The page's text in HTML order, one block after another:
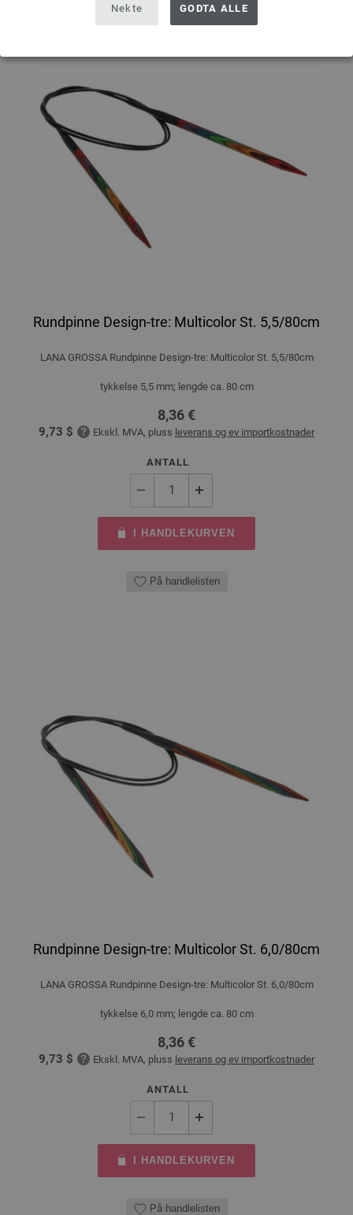
Nekte GODTA ALLE
Rundpinne Design-tre: Multicolor St. 5,5/80cm
LANA GROSSA Rundpinne Design-tre: Multicolor St. 5,5/80cm
tykkelse 5,5 mm; lengde ca. 80 cm
8,36 €
9,73 $ Ekskl. MVA, pluss leverans og ev importkostnader
ANTALL
I HANDLEKURVEN
På handlelisten
Rundpinne Design-tre: Multicolor St. 6,0/80cm
LANA GROSSA Rundpinne Design-tre: Multicolor St. 6,0/80cm
tykkelse 6,0 mm; lengde ca. 80 cm
8,36 €
9,73 $ Ekskl. MVA, pluss leverans og ev importkostnader
ANTALL
I HANDLEKURVEN
På handlelisten